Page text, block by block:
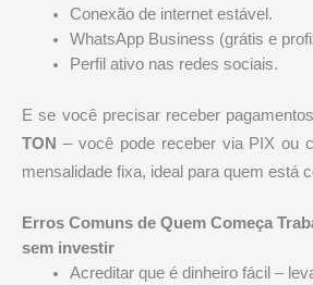
Conexão de internet estável.
WhatsApp Business (grátis e
Perfil ativo nas redes sociais.
E se você precisar receber
TON – você pode receber via PIX ou
mensalidade fixa, ideal para quem está
Erros Comuns de Quem Começa
sem investir
Acreditar que é dinheiro fácil –